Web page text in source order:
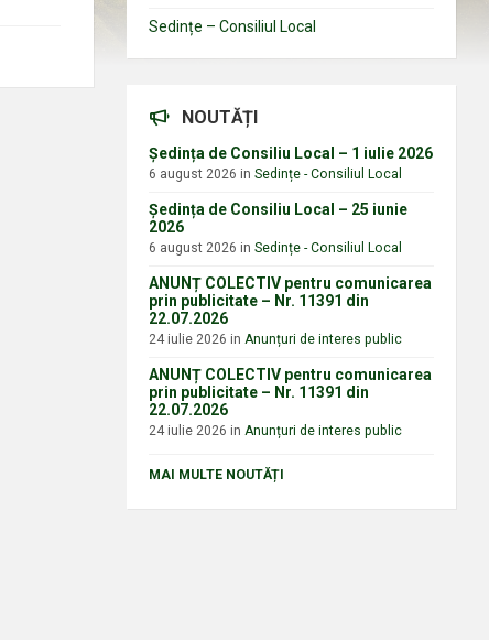
Sedințe – Consiliul Local
NOUTĂȚI
Ședința de Consiliu Local – 1 iulie 2026
6 august 2026inSedințe - Consiliul Local
Ședința de Consiliu Local – 25 iunie
2026
6 august 2026inSedințe - Consiliul Local
ANUNȚ COLECTIV pentru comunicarea
prin publicitate – Nr. 11391 din
22.07.2026
24 iulie 2026inAnunțuri de interes public
ANUNȚ COLECTIV pentru comunicarea
prin publicitate – Nr. 11391 din
22.07.2026
24 iulie 2026inAnunțuri de interes public
MAI MULTE NOUTĂȚI